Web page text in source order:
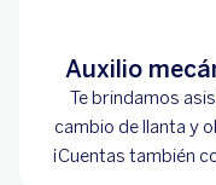
Auxilio
Te brindamos
cambio de llanta y
¡Cuentas también